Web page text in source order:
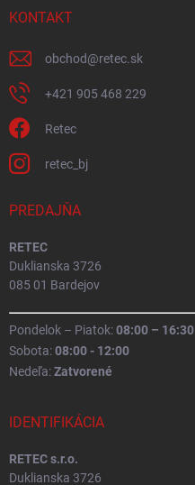
KONTAKT
obchod@retec.sk
+421 905 468 229
Retec
retec_bj
PREDAJŇA
RETEC
Duklianska 3726
085 01 Bardejov
Pondelok – Piatok:08:00 – 16:30
Sobota:08:00 - 12:00
Nedeľa:Zatvorené
IDENTIFIKÁCIA
RETEC s.r.o.
Duklianska 3726